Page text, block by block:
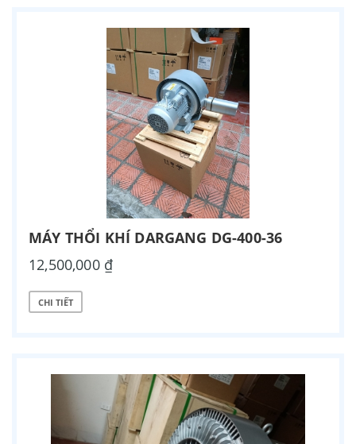
MÁY THỔI KHÍ DARGANG DG-400-36
12,500,000 ₫
CHI TIẾT